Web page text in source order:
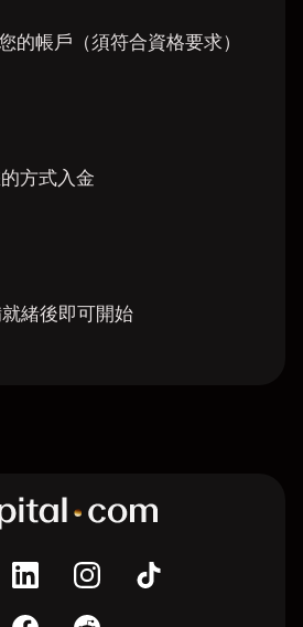
的帳戶（須符合資格要求）
方式入金
緒後即可開始